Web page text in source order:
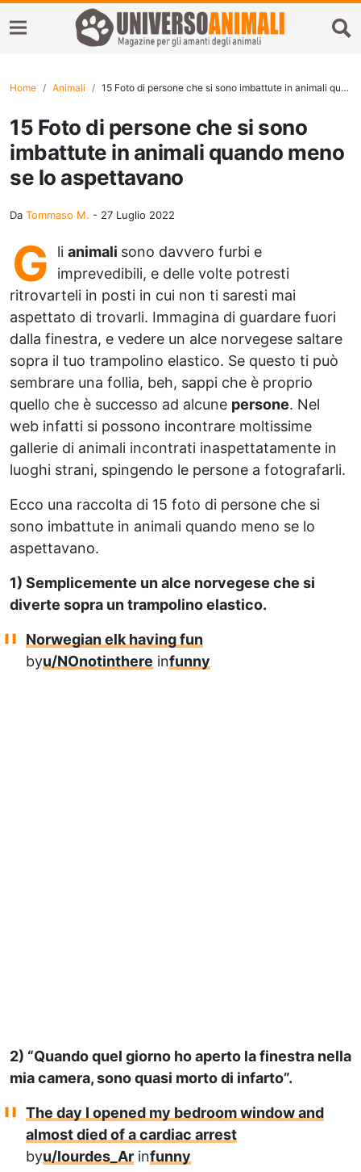
Home Animali 15 Foto di persone che si sono imbattute in animali quando meno se lo aspettavano
15 Foto di persone che si sono
imbattute in animali quando meno
se lo aspettavano
Da Tommaso M. - 27 Luglio 2022
G li animali sono davvero furbi e
imprevedibili, e delle volte potresti
ritrovarteli in posti in cui non ti saresti mai
aspettato di trovarli. Immagina di guardare fuori
dalla finestra, e vedere un alce norvegese saltare
sopra il tuo trampolino elastico. Se questo ti può
sembrare una follia, beh, sappi che è proprio
quello che è successo ad alcune persone. Nel
web infatti si possono incontrare moltissime
gallerie di animali incontrati inaspettatamente in
luoghi strani, spingendo le persone a fotografarli.
Ecco una raccolta di 15 foto di persone che si
sono imbattute in animali quando meno se lo
aspettavano.
1) Semplicemente un alce norvegese che si
diverte sopra un trampolino elastico.
Norwegian elk having fun
byu/NOnotinthere infunny
2) “Quando quel giorno ho aperto la finestra nella
mia camera, sono quasi morto di infarto”.
The day I opened my bedroom window and
almost died of a cardiac arrest
byu/lourdes_Ar infunny